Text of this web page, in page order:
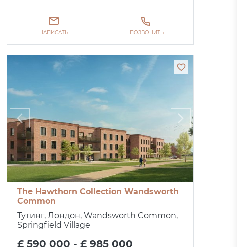
НАПИСАТЬ ПОЗВОНИТЬ
The Hawthorn Collection Wandsworth
Common
Тутинг, Лондон, Wandsworth Common,
Springfield Village
£ 590 000 - £ 985 000